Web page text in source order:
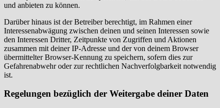
und anbieten zu können.
Darüber hinaus ist der Betreiber berechtigt, im Rahmen einer
Interessenabwägung zwischen deinen und seinen Interessen sowie
den Interessen Dritter, Zeitpunkte von Zugriffen und Aktionen
zusammen mit deiner IP-Adresse und der von deinem Browser
übermittelter Browser-Kennung zu speichern, sofern dies zur
Gefahrenabwehr oder zur rechtlichen Nachverfolgbarkeit notwendig
ist.
Regelungen bezüglich der Weitergabe deiner Daten